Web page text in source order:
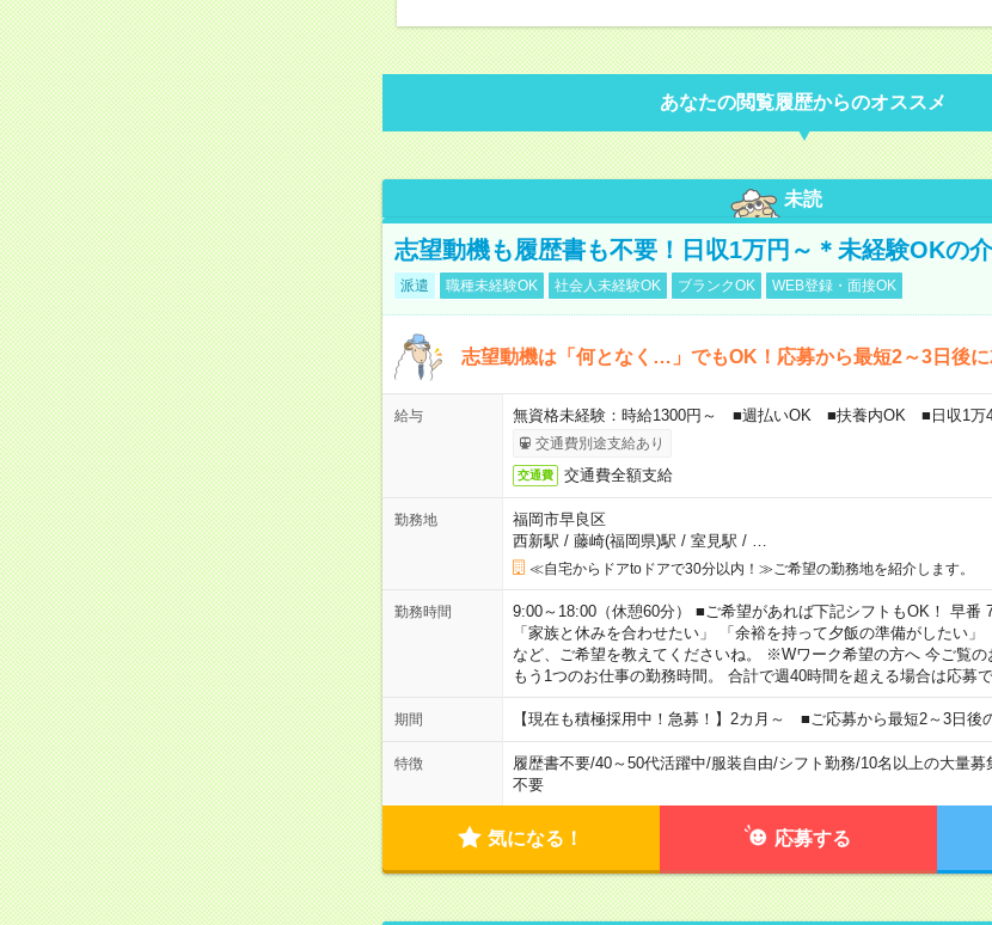
あなたの閲覧履歴からのオススメ
未読
志望動機も履歴書も不要！日収1万円～＊未経験OKの
派遣 職種未経験OK 社会人未経験OK ブランクOK WEB登録・面接OK
志望動機は「何となく…」でもOK！応募から最短2～3日後に
給与 無資格未経験：時給1300円～ ■週払いOK ■扶養内OK ■日収1万
交通費別途支給あり
交通費 交通費全額支給
勤務地
福岡市早良区
西新駅 / 藤崎(福岡県)駅 / 室見駅 /
≪自宅からドアtoドアで30分以内！≫ご希望の勤務地を紹介します。
勤務時間
9:00～18:00（休憩60分） ■ご希望があれば下記シフトもOK！ 早番
「家族と休みを合わせたい」 「余裕を持って夕飯の準備がしたい」
など、ご希望を教えてくださいね。 ※Wワーク希望の方へ 今ご覧の
もう1つのお仕事の勤務時間。 合計で週40時間を超える場合は応募で
期間 【現在も積極採用中！急募！】2カ月～ ■ご応募から最短2～3日後
特徴 履歴書不要/40～50代活躍中/服装自由/シフト勤務/10名以上の大量募
不要
気になる！ 応募する